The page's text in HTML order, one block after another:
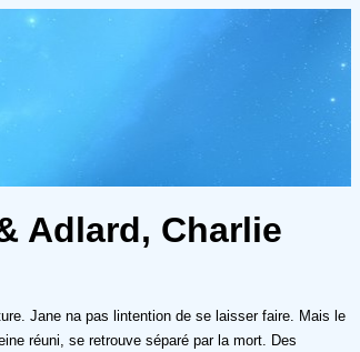
Adlard, Charlie
Jane na pas lintention de se laisser faire. Mais le
réuni, se retrouve séparé par la mort. Des